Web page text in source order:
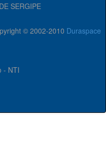
SERGIPE
© 2002-2010 Duraspace
- NTI